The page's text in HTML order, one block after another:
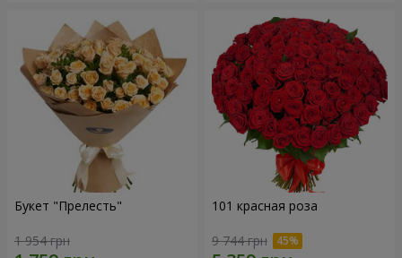
Букет "Прелесть"
1 954 грн
101 красная роза
9 744 грн